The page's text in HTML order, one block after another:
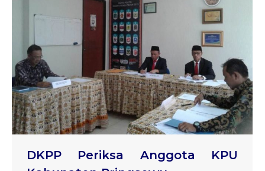
DKPP Periksa Anggota KPU